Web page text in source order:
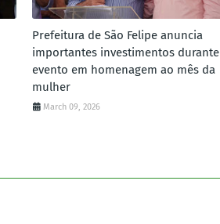
Prefeitura de São Felipe anuncia
importantes investimentos durante
evento em homenagem ao mês da
mulher
March 09, 2026